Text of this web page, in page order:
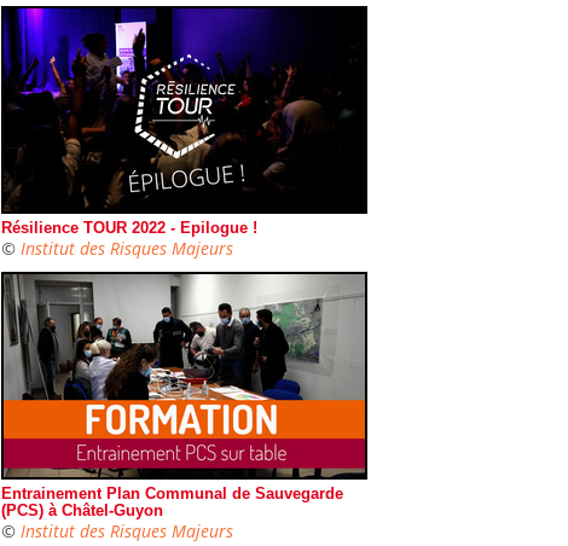
Résilience TOUR 2022 - Epilogue !
© Institut des Risques Majeurs
Entrainement Plan Communal de Sauvegarde
(PCS) à Châtel-Guyon
© Institut des Risques Majeurs